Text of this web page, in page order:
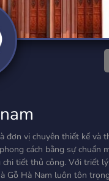
đơn vị chuyên thiết kế và
cách bằng sự chuẩn
tiết thủ công. Với triết
Gỗ Hà Nam luôn tôn